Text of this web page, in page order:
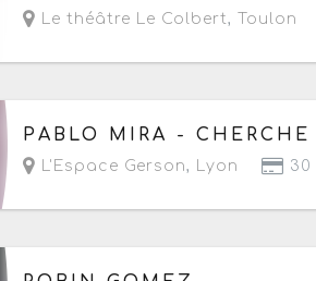
Le théâtre Le Colbert, Toulon
Du mercredi 23 au samedi 26
PABLO MIRA -
L'Espace Gerson, Lyon 30
Le vendredi 25 septembre 2026